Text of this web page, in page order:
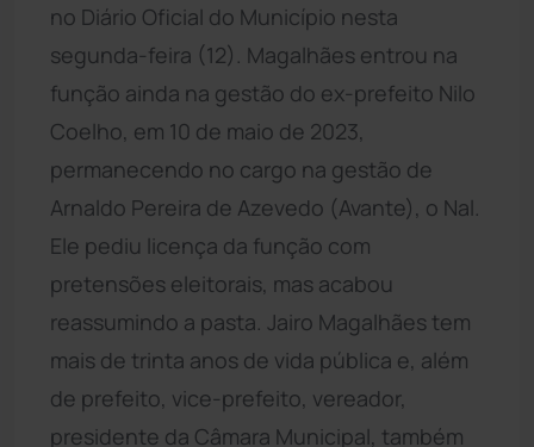
no Diário Oficial do Município nesta
segunda-feira (12). Magalhães entrou na
função ainda na gestão do ex-prefeito Nilo
Coelho, em 10 de maio de 2023,
permanecendo no cargo na gestão de
Arnaldo Pereira de Azevedo (Avante), o Nal.
Ele pediu licença da função com
pretensões eleitorais, mas acabou
reassumindo a pasta. Jairo Magalhães tem
mais de trinta anos de vida pública e, além
de prefeito, vice-prefeito, vereador,
presidente da Câmara Municipal, também